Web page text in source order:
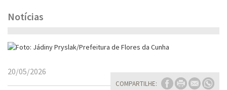
Notícias
COMPARTILHE:
20/05/2026